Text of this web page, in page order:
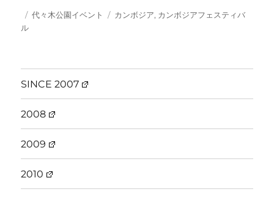
投
稿
カ
代々木公園イベント
タ
カンボジア, カンボジアフェスティバ
ル
SINCE 2007
2008
2009
2010